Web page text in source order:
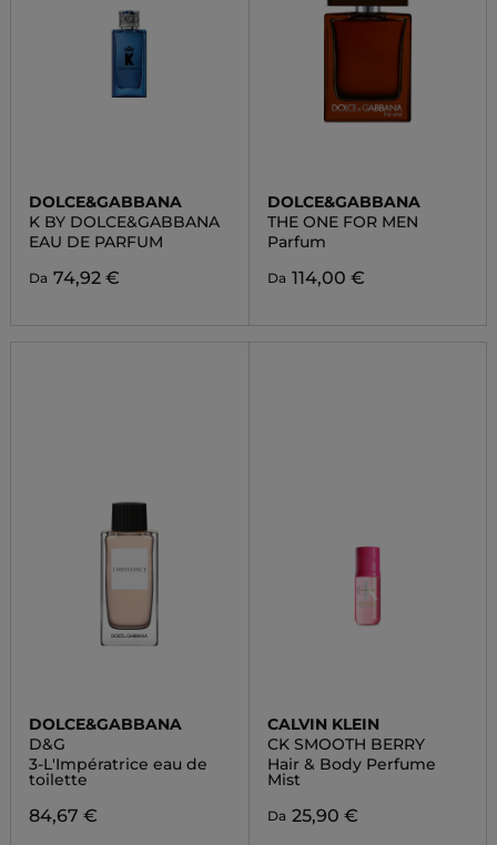
DOLCE&GABBANA
K BY DOLCE&GABBANA
EAU DE PARFUM
Da 74,92 €
DOLCE&GABBANA
THE ONE FOR MEN
Parfum
Da 114,00 €
DOLCE&GABBANA
D&G
3-L'Impératrice eau de
toilette
84,67 €
CALVIN KLEIN
CK SMOOTH BERRY
Hair & Body Perfume
Mist
Da 25,90 €